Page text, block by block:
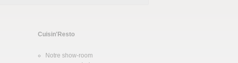
Cuisin'Resto
Notre show-room